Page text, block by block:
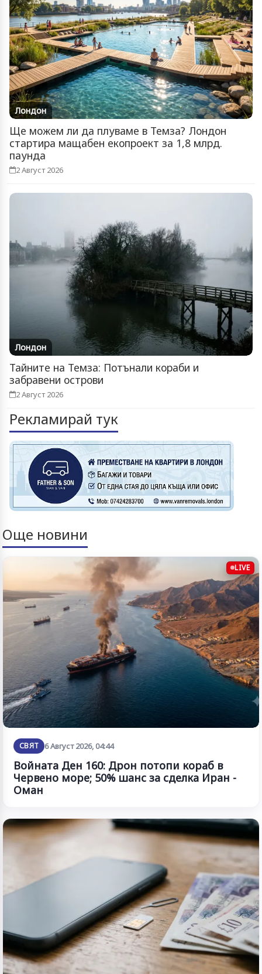
Лондон
Ще можем ли да плуваме в Темза? Лондон
стартира мащабен екопроект за 1,8 млрд.
паунда
2 Август 2026
Лондон
Тайните на Темза: Потънали кораби и
забравени острови
2 Август 2026
Рекламирай тук
Още новини
LIVE
СВЯТ 6 Август 2026, 04:44
Войната Ден 160: Дрон потопи кораб в
Червено море; 50% шанс за сделка Иран -
Оман